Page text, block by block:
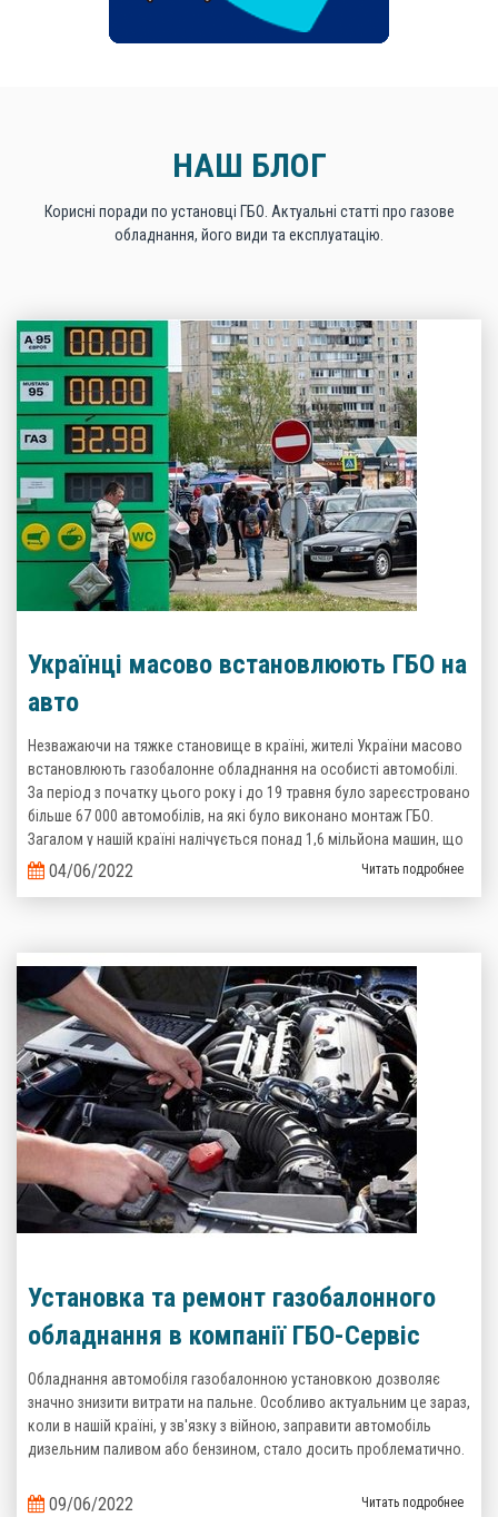
НАШ БЛОГ
Корисні поради по установці ГБО. Актуальні статті про газове
обладнання, його види та експлуатацію.
Українці масово встановлюють ГБО на
авто
Незважаючи на тяжке становище в країні, жителі України масово
встановлюють газобалонне обладнання на особисті автомобілі.
За період з початку цього року і до 19 травня було зареєстровано
більше 67 000 автомобілів, на які було виконано монтаж ГБО.
Загалом у нашій країні налічується понад 1,6 мільйона машин, що
пересуваються на зрідженому газі. Такі дані надані Головним
сервісним центром Міністерства Внутрішніх справ України.
04/06/2022 Читать подробнее
Установка та ремонт газобалонного
обладнання в компанії ГБО-Сервіс
Обладнання автомобіля газобалонною установкою дозволяє
значно знизити витрати на пальне. Особливо актуальним це зараз,
коли в нашій країні, у зв'язку з війною, заправити автомобіль
дизельним паливом або бензином, стало досить проблематично.
09/06/2022 Читать подробнее